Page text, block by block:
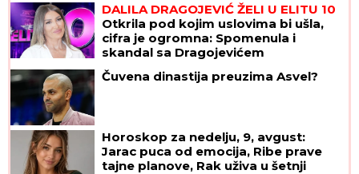
DALILA DRAGOJEVIĆ ŽELI U ELITU 10
Otkrila pod kojim uslovima bi ušla,
cifra je ogromna: Spomenula i
skandal sa Dragojevićem
Čuvena dinastija preuzima Asvel?
Horoskop za nedelju, 9, avgust:
Jarac puca od emocija, Ribe prave
tajne planove, Rak uživa u šetnji